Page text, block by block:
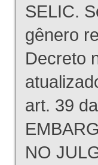
SELIC.
gênero
Decreto
art. 39
NO